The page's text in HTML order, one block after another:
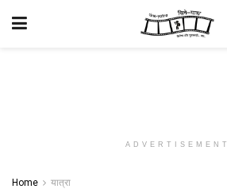
ADVERTISEMENT
Home यात्रा